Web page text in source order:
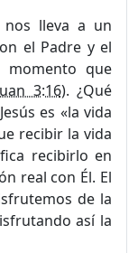
nos lleva a un
el Padre y el
que
3:16). ¿Qué
es «la vida
recibir la vida
recibirlo en
real con Él. El
de la
así la